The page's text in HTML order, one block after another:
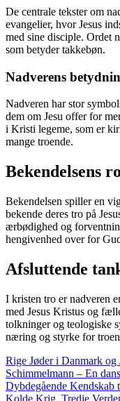
De centrale tekster om
evangelier, hvor Jesus
med sine disciple. Ordet
som betyder takkebøn.
Nadverens
Nadveren har stor
dem om Jesu offer for
i Kristi legeme, som er
mange troende.
Bekendelsens
Bekendelsen spiller en
bekende deres tro på
ærbødighed og
hengivenhed over for
Afsluttende
I kristen tro er nadveren
med Jesus Kristus og
tolkninger og teologiske
næring og styrke for
Rige Jøder i Danmark og
Schimmelmann – En
Dybdegående Kendskab
Kolde Krig, Tredje